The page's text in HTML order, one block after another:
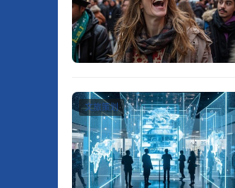
文旅策划